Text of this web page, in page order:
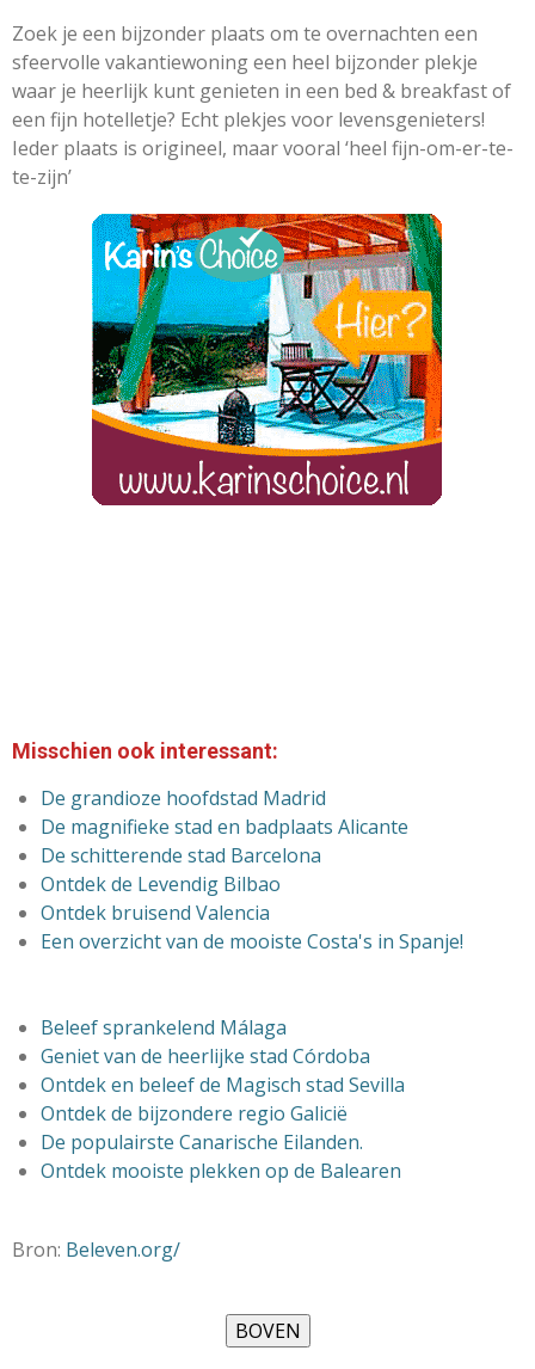
Zoek je een bijzonder plaats om te overnachten een
sfeervolle vakantiewoning een heel bijzonder plekje
waar je heerlijk kunt genieten in een bed & breakfast of
een fijn hotelletje? Echt plekjes voor levensgenieters!
Ieder plaats is origineel, maar vooral ‘heel fijn-om-er-te-
te-zijn’
Misschien ook interessant:
De grandioze hoofdstad Madrid
De magnifieke stad en badplaats Alicante
De schitterende stad Barcelona
Ontdek de Levendig Bilbao
Ontdek bruisend Valencia
Een overzicht van de mooiste Costa's in Spanje!
Beleef sprankelend Málaga
Geniet van de heerlijke stad Córdoba
Ontdek en beleef de Magisch stad Sevilla
Ontdek de bijzondere regio Galicië
De populairste Canarische Eilanden.
Ontdek mooiste plekken op de Balearen
Bron: Beleven.org/